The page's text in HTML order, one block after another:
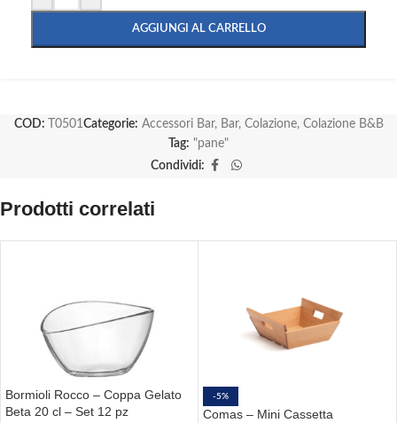
AGGIUNGI AL CARRELLO
COD: T0501Categorie: Accessori Bar, Bar, Colazione, Colazione B&B
Tag: "pane"
Condividi:
Prodotti correlati
Bormioli Rocco – Coppa Gelato
Beta 20 cl – Set 12 pz
-5%
Comas – Mini Cassetta